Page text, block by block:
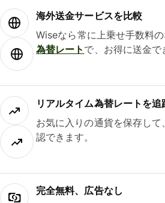
海外送金サービスを比較
Wiseなら常に上乗せ手数料
為替レート で、お得に送金で
リアルタイム為替レートを追
お気に入りの通貨を保存し
認できます。
完全無料、広告なし